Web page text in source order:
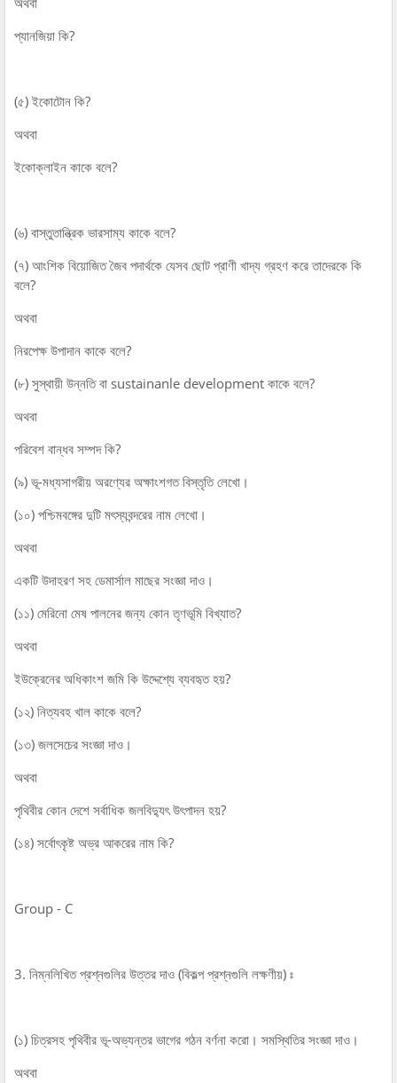
প্যানজিয়া কি?
(৫) ইকোটোন কি?
অথবা
ইকোক্লাইন কাকে বলে?
(৬) বাস্তুতান্ত্রিক ভারসাম্য কাকে বলে?
(৭) আংশিক বিয়োজিত জৈব পদার্থকে যেসব ছোট প্রাণী খাদ্য গ্রহণ করে তাদেরকে কি
বলে?
অথবা
নিরপেক্ষ উপাদান কাকে বলে?
(৮) সুস্থায়ী উন্নতি বা sustainanle development কাকে বলে?
অথবা
পরিবেশ বান্ধব সম্পদ কি?
(৯) ভূ-মধ্যসাগরীয় অরণ্যের অক্ষাংশগত বিস্তৃতি লেখো।
(১০) পশ্চিমবঙ্গের দুটি মৎস্যবন্দরের নাম লেখো।
অথবা
একটি উদাহরণ সহ ডেমার্সাল মাছের সংজ্ঞা দাও।
(১১) মেরিনো মেষ পালনের জন্য কোন তৃণভূমি বিখ্যাত?
অথবা
ইউক্রেনের অধিকাংশ জমি কি উদ্দেশ্যে ব্যবহৃত হয়?
(১২) নিত্যবহ খাল কাকে বলে?
(১৩) জলসেচের সংজ্ঞা দাও।
অথবা
পৃথিবীর কোন দেশে সর্বাধিক জলবিদ্যুৎ উৎপাদন হয়?
(১৪) সর্বোৎকৃষ্ট অভ্র আকরের নাম কি?
Group - C
3. নিম্নলিখিত প্রশ্নগুলির উত্তর দাও (বিকল্প প্রশ্নগুলি লক্ষণীয়) ঃ
(১) চিত্রসহ পৃথিবীর ভূ-অভ্যন্তর ভাগের গঠন বর্ণনা করো। সমস্থিতির সংজ্ঞা দাও।
অথবা